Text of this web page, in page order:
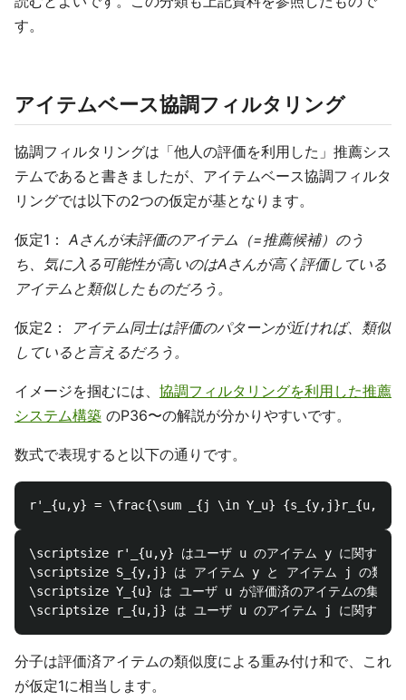
す。
アイテムベース協調フィルタリング
協調フィルタリングは「他人の評価を利用した」推薦シス
テムであると書きましたが、アイテムベース協調フィルタ
リングでは以下の2つの仮定が基となります。
仮定1： Aさんが未評価のアイテム（=推薦候補）のう
ち、気に入る可能性が高いのはAさんが高く評価している
アイテムと類似したものだろう。
仮定2：
アイテム同士は評価のパターンが近ければ、類似
していると言えるだろう。
イメージを掴むには、 協調フィルタリングを利用した推薦
システム構築 のP36〜の解説が分かりやすいです。
数式で表現すると以下の通りです。
\scriptsize r'_{u,y} はユーザ u のアイテム y に関する
\scriptsize S_{y,j} は アイテム y と アイテム j の類似
\scriptsize Y_{u} は ユーザ u が評価済のアイテムの集合
分子は評価済アイテムの類似度による重み付け和で、これ
が仮定1に相当します。